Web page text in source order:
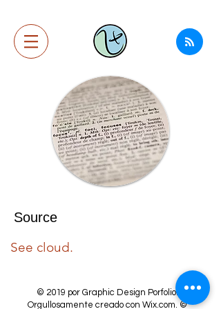
Source
See cloud.
© 2019 por Graphic Design Porfolio.
Orgullosamente creado con Wix.com. ©